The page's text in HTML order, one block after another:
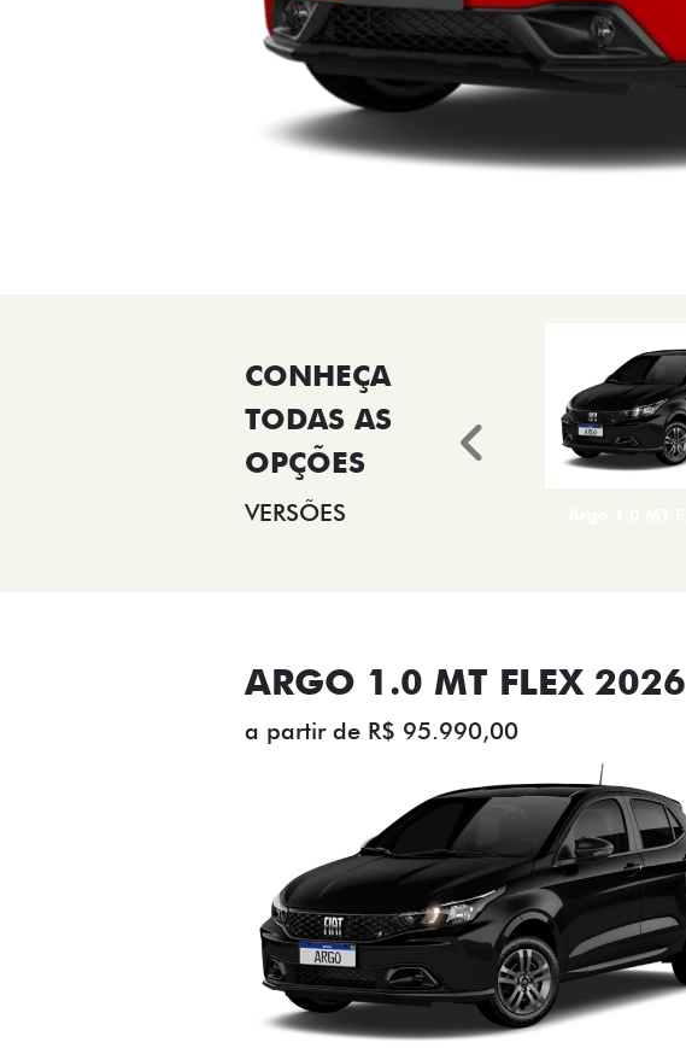
VERSÕES
Anterior
ARGO 1.0 MT FLEX 2026
a partir de R$ 95.990,00